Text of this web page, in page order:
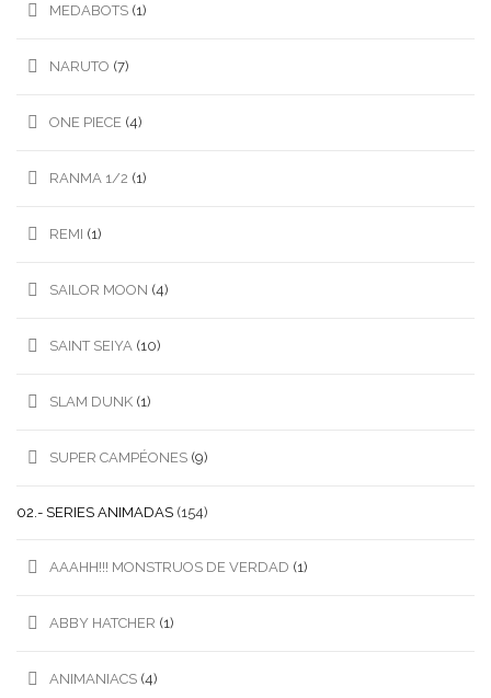
MEDABOTS (1)
NARUTO (7)
ONE PIECE (4)
RANMA 1/2 (1)
REMI (1)
SAILOR MOON (4)
SAINT SEIYA (10)
SLAM DUNK (1)
SUPER CAMPÉONES (9)
02.- SERIES ANIMADAS (154)
AAAHH!!! MONSTRUOS DE VERDAD (1)
ABBY HATCHER (1)
ANIMANIACS (4)